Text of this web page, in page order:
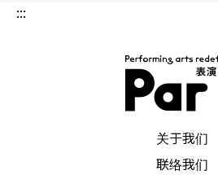
所意涵，也构成了关于「部落
如此说来，在身体行为的
长的行为，就是土地的行为，
:::
关于我们
联络我们